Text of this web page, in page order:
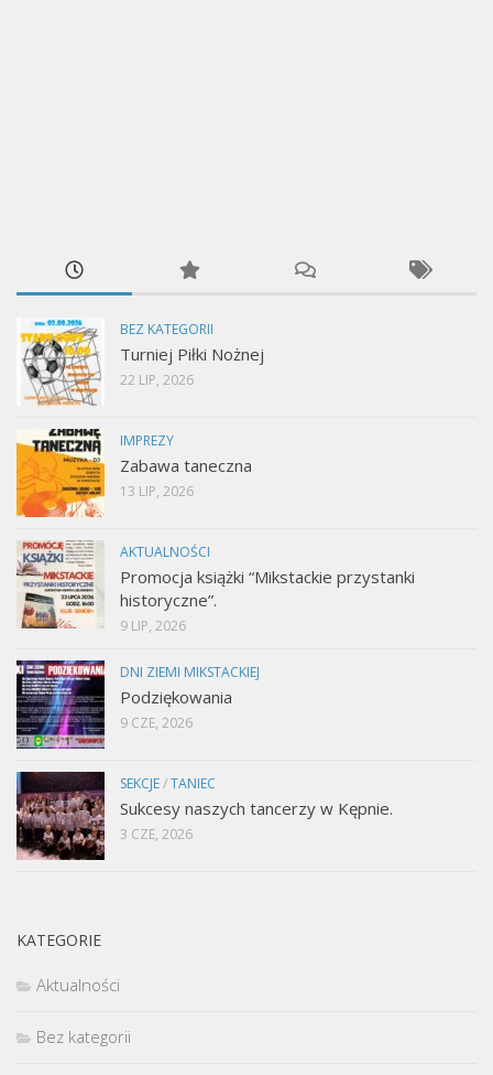
BEZ KATEGORII
Turniej Piłki Nożnej
22 LIP, 2026
IMPREZY
Zabawa taneczna
13 LIP, 2026
AKTUALNOŚCI
Promocja książki “Mikstackie przystanki
historyczne”.
9 LIP, 2026
DNI ZIEMI MIKSTACKIEJ
Podziękowania
9 CZE, 2026
SEKCJE/TANIEC
Sukcesy naszych tancerzy w Kępnie.
3 CZE, 2026
KATEGORIE
Aktualności
Bez kategorii